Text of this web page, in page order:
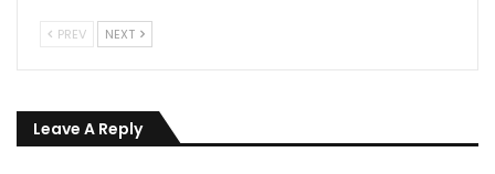
PREV NEXT
Leave A Reply